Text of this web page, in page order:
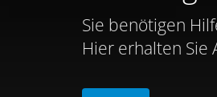
Sie benötigen
Hier erhalten Sie